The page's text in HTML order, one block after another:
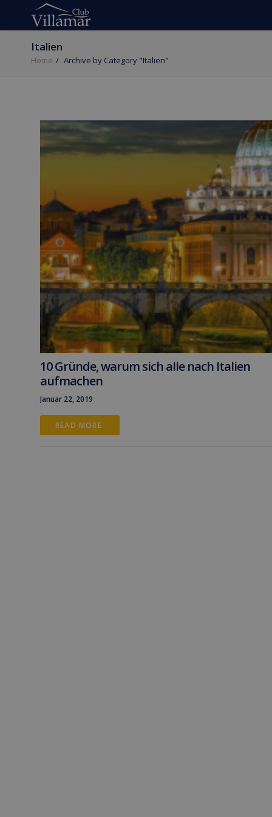
Italien
Home Archive by Category "Italien"
10 Gründe, warum sich alle nach Italien
aufmachen
Januar 22, 2019
READ MORE